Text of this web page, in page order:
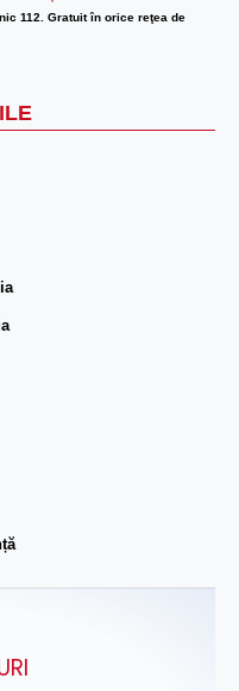
112. Gratuit în orice reţea de